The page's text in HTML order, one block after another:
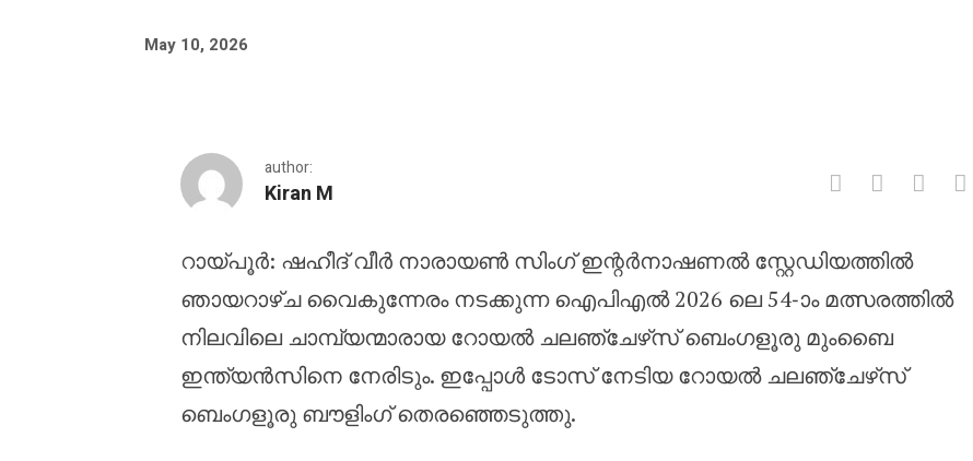
May 10, 2026
author:
Kiran M
ഐപിഎൽ 2026: ബൗളിംഗ് തിരഞ്ഞെടുത്ത്
റായ്പൂർ: ഷഹീദ് വീർ നാരായൺ സിംഗ് ഇന്റർനാഷണൽ സ്റ്റേഡിയത്തിൽ
ഞായറാഴ്ച വൈകുന്നേരം നടക്കുന്ന ഐപിഎൽ 2026 ലെ 54-ാം മത്സരത്തിൽ
നിലവിലെ ചാമ്പ്യന്മാരായ റോയൽ ചലഞ്ചേഴ്‌സ് ബെംഗളൂരു മുംബൈ
ഇന്ത്യൻസിനെ നേരിടും. ഇപ്പോൾ ടോസ് നേടിയ റോയൽ ചലഞ്ചേഴ്‌സ്
ബെംഗളൂരു ബൗളിംഗ് തെരഞ്ഞെടുത്തു.